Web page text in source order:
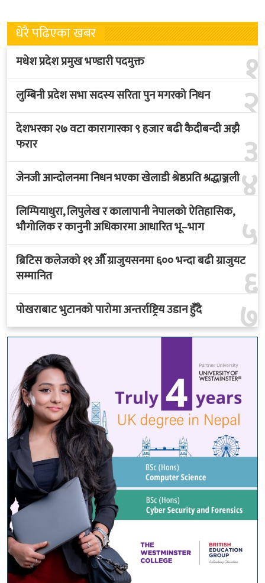
धेरै पढिएका खबर
१
मधेश प्रदेश प्रमुख भण्डारी पदमुक्त
२
लुम्बिनी प्रदेश सभा सदस्य सरिता पुन मगरको निधन
३
देशभरका २७ वटा कारागारका ९ हजार बढी कैदीबन्दी अझै
फरार
४
जेनजी आन्दोलनमा निधन भएका खेलाडी श्रेष्ठप्रति श्रद्धाञ्जली
५
लिम्पियाधुरा, लिपुलेख र कालापानी नेपालको ऐतिहासिक,
भौगोलिक र कानुनी अधिकारमा आधारित भू–भाग
६
ब्रिटिस कलेजको ११ औँ ग्राजुयसनमा ६०० भन्दा बढी ग्राजुयट
सम्मानित
७
पोखराबाट भुटानको पारोमा अन्तर्राष्ट्रिय उडान हुँदै